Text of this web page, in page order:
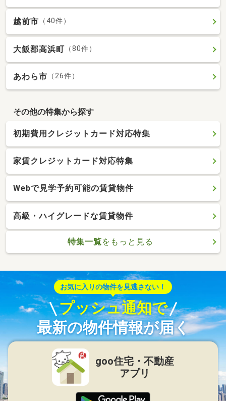
越前市 （40件）
大飯郡高浜町 （80件）
あわら市 （26件）
その他の特集から探す
初期費用クレジットカード対応特集
家賃クレジットカード対応特集
Webで見学予約可能の賃貸物件
高級・ハイグレードな賃貸物件
特集一覧をもっと見る
お気に入りの物件を見逃さない！
プッシュ通知で
最新の物件情報が届く
goo住宅・不動産
アプリ